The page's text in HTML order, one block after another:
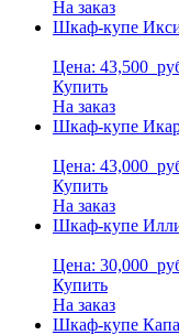
На заказ
Шкаф-купе
Цена: 43,500
Купить
На заказ
Шкаф-купе
Цена: 43,000
Купить
На заказ
Шкаф-купе
Цена: 30,000
Купить
На заказ
Шкаф-купе